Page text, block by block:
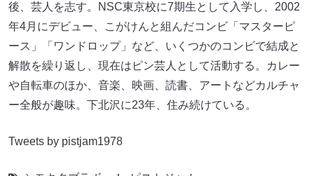
後、芸人を志す。NSC東京校に7期生として入学し、2002
年4月にデビュー、こがけんと組んだコンビ「マスターピ
ース」「ワンドロップ」など、いくつかのコンビで結成と
解散を繰り返し、現在はピン芸人として活動する。カレー
や自転車のほか、音楽、映画、読書、アートなどカルチャ
ー全般が趣味。下北沢に23年、住み続けている。
Tweets by pistjam1978